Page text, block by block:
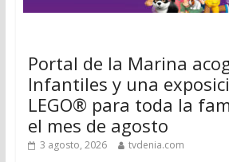
Portal de la Marina
Infantiles y una
LEGO® para toda la
el mes de agosto
3 agosto, 2026 tvdenia.com